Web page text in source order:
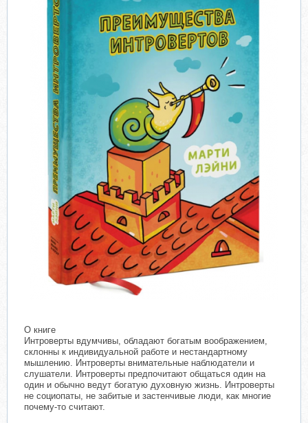
О книге
Интроверты вдумчивы, обладают богатым воображением,
склонны к индивидуальной работе и нестандартному
мышлению. Интроверты внимательные наблюдатели и
слушатели. Интроверты предпочитают общаться один на
один и обычно ведут богатую духовную жизнь. Интроверты
не социопаты, не забитые и застенчивые люди, как многие
почему-то считают.